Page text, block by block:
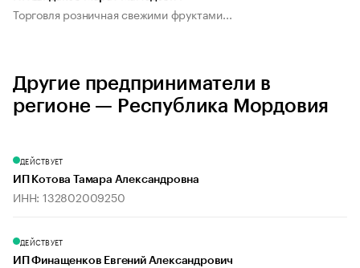
Торговля розничная свежими фруктами...
Другие предприниматели в
регионе — Республика Мордовия
ДЕЙСТВУЕТ
ИП Котова Тамара Александровна
ИНН: 132802009250
ДЕЙСТВУЕТ
ИП Финащенков Евгений Александрович